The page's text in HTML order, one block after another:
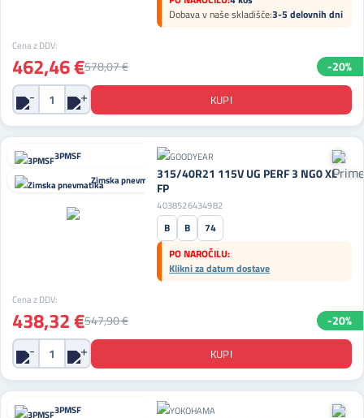
Dobava v naše skladišče:3-5 delovnih dni
Cena z DDV:
462,46 €578,07 € -20%
3PMSF
Zimska pnevmatika315/40R21 115V UG PERF 3 NG0 XL
FP
4038526434982
B B
74
PO NAROČILU:
Klikni za datum dostave
Cena z DDV:
438,32 €547,90 € -20%
3PMSF